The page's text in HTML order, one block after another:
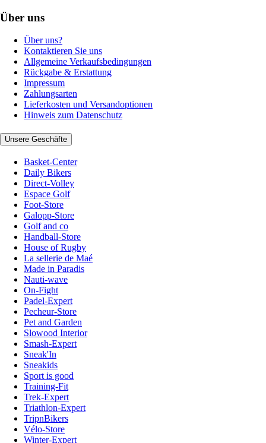
Über uns
Über uns?
Kontaktieren Sie uns
Allgemeine Verkaufsbedingungen
Rückgabe & Erstattung
Impressum
Zahlungsarten
Lieferkosten und Versandoptionen
Hinweis zum Datenschutz
Unsere Geschäfte
Basket-Center
Daily Bikers
Direct-Volley
Espace Golf
Foot-Store
Galopp-Store
Golf and co
Handball-Store
House of Rugby
La sellerie de Maé
Made in Paradis
Nauti-wave
On-Fight
Padel-Expert
Pecheur-Store
Pet and Garden
Slowood Interior
Smash-Expert
Sneak'In
Sneakids
Sport is good
Training-Fit
Trek-Expert
Triathlon-Expert
TripnBikers
Vélo-Store
Winter-Expert